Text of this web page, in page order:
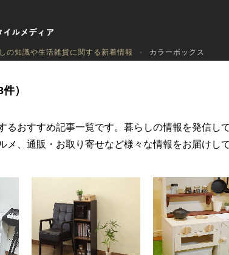
の知識や生活雑貨に関する新着情報 カラーボックス
）
るおすすめ記事一覧です。暮らしの情報を発信し
メ、通販・お取り寄せなど様々な情報をお届けして